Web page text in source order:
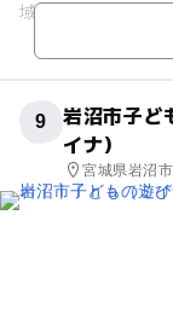
域ならではのお祭
9
岩沼市子ど
イナ）
宮城県岩沼